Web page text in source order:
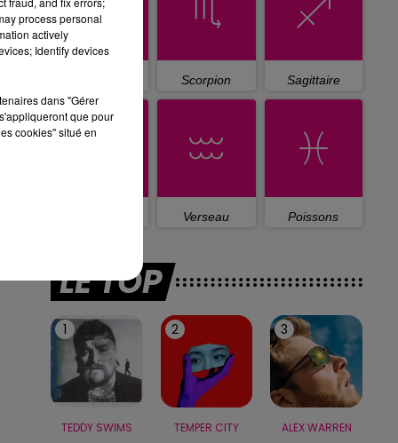
Scorpion Sagittaire
Verseau Poissons
LE TOP
1
TEDDY SWIMS
2
TEMPER CITY
3
ALEX WARREN
process personal
actively
Identify devices
dans "Gérer
que pour
cookies" situé en